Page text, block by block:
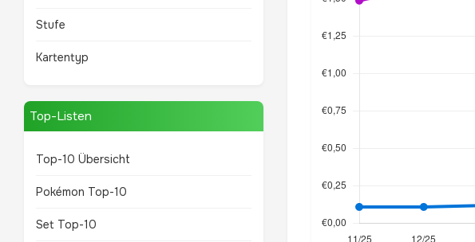
Stufe
Kartentyp
Top-Listen
Top-10 Übersicht
Pokémon Top-10
Set Top-10